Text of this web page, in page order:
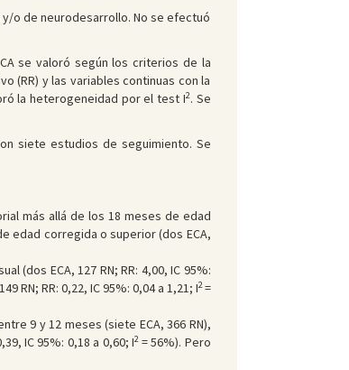
y/o de neurodesarrollo. No se efectuó
se valoró según los criterios de la
(RR) y las variables continuas con la
la heterogeneidad por el test I2. Se
siete estudios de seguimiento. Se
más allá de los 18 meses de edad
edad corregida o superior (dos ECA,
ECA, 127 RN; RR: 4,00, IC 95%:
RN; RR: 0,22, IC 95%: 0,04 a 1,21; I2=
9 y 12 meses (siete ECA, 366 RN),
IC 95%: 0,18 a 0,60; I2 = 56%). Pero